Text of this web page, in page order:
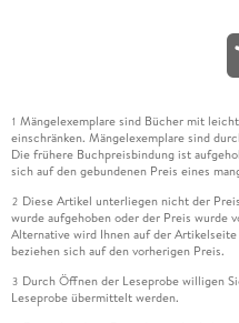
1 Mängelexemplare sind Bücher mit
einschränken. Mängelexemplare sind
Die frühere Buchpreisbindung ist
sich auf den gebundenen Preis eines
2 Diese Artikel unterliegen nicht der
wurde aufgehoben oder der Preis wurde
Alternative wird Ihnen auf der
beziehen sich auf den vorherigen Preis.
3 Durch Öffnen der Leseprobe willigen
Leseprobe übermittelt werden.